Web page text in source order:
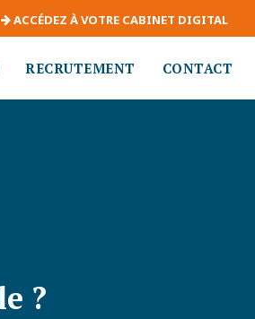
ACCÉDEZ À VOTRE CABINET DIGITAL
RECRUTEMENT CONTACT
?